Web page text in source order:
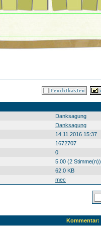
Danksagung
Danksagung
14.11.2016 15:37
1672707
0
5.00 (2 Stimme(n))
62.0 KB
mec
Kommentar: